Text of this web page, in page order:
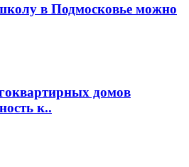
в Подмосковье можно
домов
к..